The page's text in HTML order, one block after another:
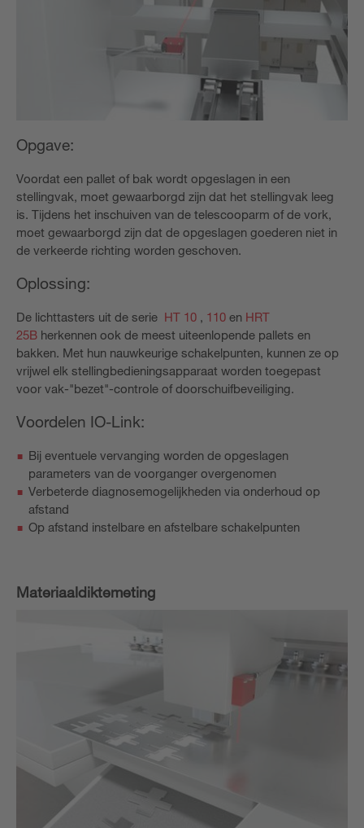
Opgave:
Voordat een pallet of bak wordt opgeslagen in een
stellingvak, moet gewaarborgd zijn dat het stellingvak leeg
is. Tijdens het inschuiven van de telescooparm of de vork,
moet gewaarborgd zijn dat de opgeslagen goederen niet in
de verkeerde richting worden geschoven.
Oplossing:
De lichttasters uit de serie HT 10 , 110 en HRT
25B herkennen ook de meest uiteenlopende pallets en
bakken. Met hun nauwkeurige schakelpunten, kunnen ze op
vrijwel elk stellingbedieningsapparaat worden toegepast
voor vak-"bezet"-controle of doorschuifbeveiliging.
Voordelen IO-Link:
Bij eventuele vervanging worden de opgeslagen
parameters van de voorganger overgenomen
Verbeterde diagnosemogelijkheden via onderhoud op
afstand
Op afstand instelbare en afstelbare schakelpunten
Materiaaldiktemeting